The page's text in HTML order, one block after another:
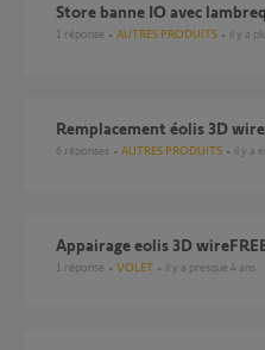
Store banne IO avec
1 réponse AUTRES PRODUITS il y a
Remplacement éolis 3D
6 réponses AUTRES PRODUITS il y a
appairage eolis 3D
1 réponse VOLET il y a presque 4 ans